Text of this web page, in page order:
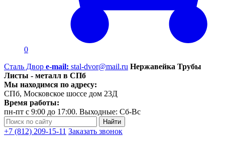
0
Сталь Двор e-mail: stal-dvor@mail.ru Нержавейка Трубы
Листы - металл в СПб
Мы находимся по адресу:
СПб, Московское шоссе дом 23Д
Время работы:
пн-пт с 9:00 до 17:00. Выходные: Сб-Вс
+7 (812) 209-15-11 Заказать звонок